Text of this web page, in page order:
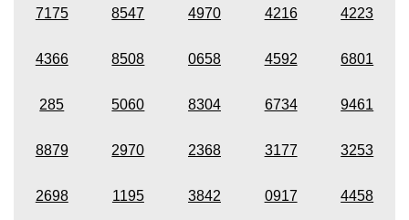
7175 8547 4970 4216 4223
4366 8508 0658 4592 6801
285 5060 8304 6734 9461
8879 2970 2368 3177 3253
2698 1195 3842 0917 4458